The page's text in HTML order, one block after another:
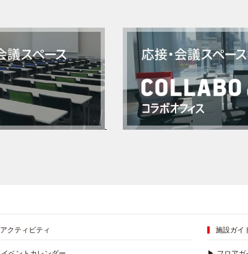
アクティビティ 施設ガイ